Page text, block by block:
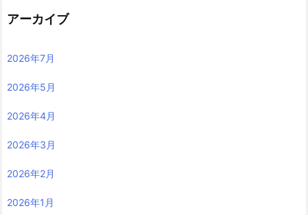
アーカイブ
2026年7月
2026年5月
2026年4月
2026年3月
2026年2月
2026年1月